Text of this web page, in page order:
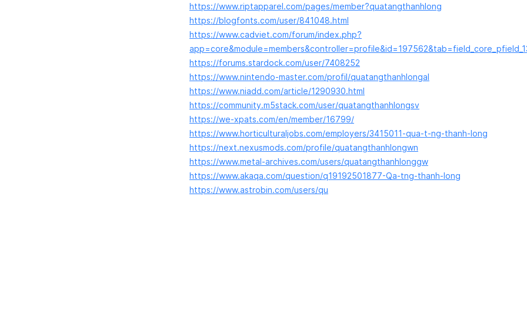
https://www.riptapparel.com/pages/member?quatangthanhlong
https://blogfonts.com/user/841048.html
https://www.cadviet.com/forum/index.php?
https://forums.stardock.com/user/7408252
https://www.nintendo-master.com/profil/quatangthanhlongal
https://www.niadd.com/article/1290930.html
https://community.m5stack.com/user/quatangthanhlongsv
https://we-xpats.com/en/member/16799/
https://www.horticulturaljobs.com/employers/3415011-qua-t-ng-thanh-long
https://next.nexusmods.com/profile/quatangthanhlongwn
https://www.metal-archives.com/users/quatangthanhlonggw
https://www.akaqa.com/question/q19192501877-Qa-tng-thanh-long
https://www.astrobin.com/users/qu